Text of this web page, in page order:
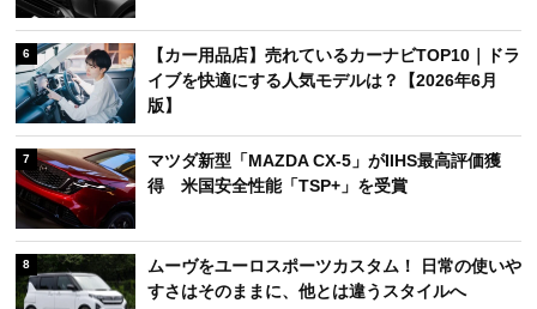
6
【カー用品店】売れているカーナビTOP10｜ドラ
イブを快適にする人気モデルは？【2026年6月
版】
7
マツダ新型「MAZDA CX-5」がIIHS最高評価獲
得 米国安全性能「TSP+」を受賞
8
ムーヴをユーロスポーツカスタム！ 日常の使いや
すさはそのままに、他とは違うスタイルへ